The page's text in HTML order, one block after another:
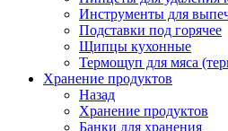
Инструменты для
Подставки под горячее
Щипцы кухонные
Термощуп для мяса
Хранение продуктов
Назад
Хранение продуктов
Банки для хранения